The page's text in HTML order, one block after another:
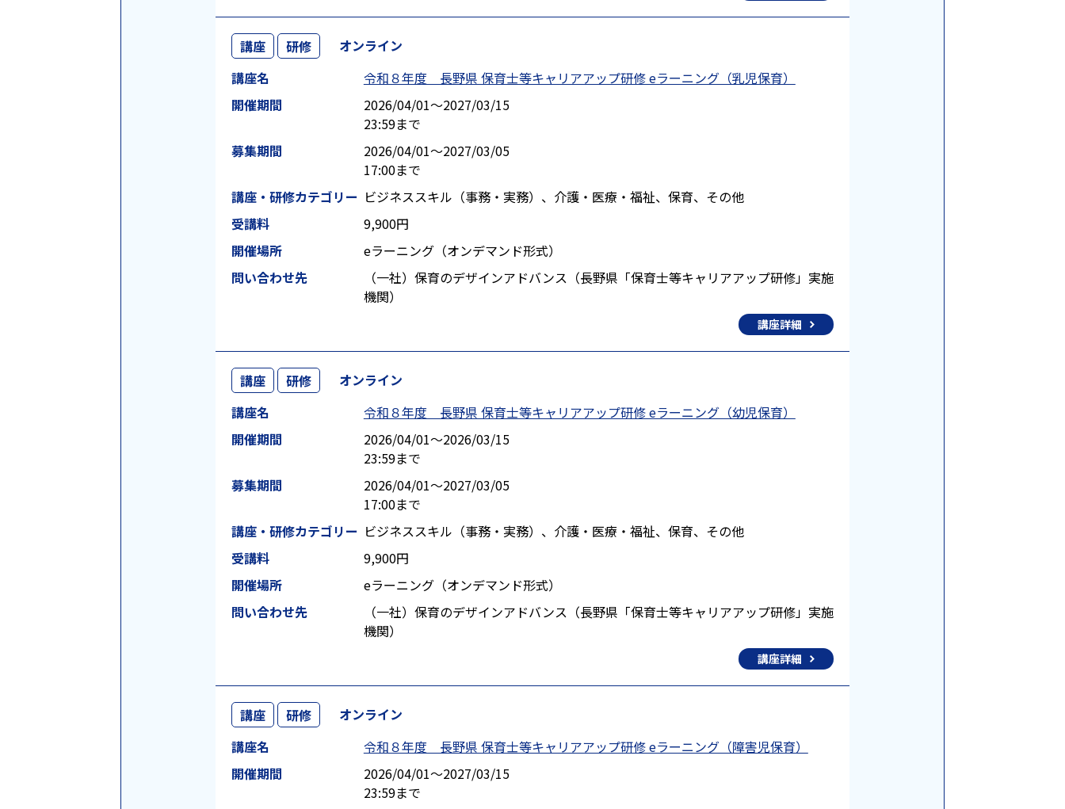
講座 研修
オンライン
講座名
令和８年度 長野県 保育士等キャリアアップ研修 eラーニング（乳児保育）
開催期間
2026/04/01〜2027/03/15
23:59まで
募集期間
2026/04/01〜2027/03/05
17:00まで
講座・研修カテゴリー ビジネススキル（事務・実務）、介護・医療・福祉、保育、その他
受講料
9,900円
開催場所
eラーニング（オンデマンド形式）
問い合わせ先
（一社）保育のデザインアドバンス（長野県「保育士等キャリアアップ研修」実施
機関）
講座詳細
講座 研修
オンライン
講座名
令和８年度 長野県 保育士等キャリアアップ研修 eラーニング（幼児保育）
開催期間
2026/04/01〜2026/03/15
23:59まで
募集期間
2026/04/01〜2027/03/05
17:00まで
講座・研修カテゴリー ビジネススキル（事務・実務）、介護・医療・福祉、保育、その他
受講料
9,900円
開催場所
eラーニング（オンデマンド形式）
問い合わせ先
（一社）保育のデザインアドバンス（長野県「保育士等キャリアアップ研修」実施
機関）
講座詳細
講座 研修
オンライン
講座名
令和８年度 長野県 保育士等キャリアアップ研修 eラーニング（障害児保育）
開催期間
2026/04/01〜2027/03/15
23:59まで